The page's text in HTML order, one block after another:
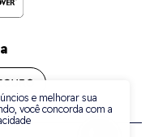
e melhorar sua
você concorda com a